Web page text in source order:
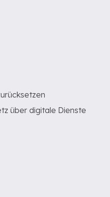
über digitale Dienste